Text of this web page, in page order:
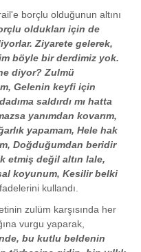
borçlu olduğunun altını
oldukları için de
Ziyarete gelerek,
böyle bir derdimiz yok.
diyor? Zulmü
Gelenin keyfi için
saldırdı mı hatta
yanımdan kovarım,
yapamam, Hele hak
Doğduğumdan beridir
etmiş değil altın lale,
koyunum, Kesilir belki
kullandı.
zulüm karşısında her
vurgu yaparak,
bu kutlu beldenin